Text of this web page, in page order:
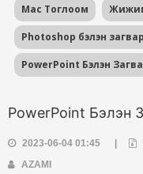
Mac Тоглоом
Photoshop бэлэн загвар
PowerPoint Бэлэн
PowerPoint Бэлэн
2023-06-04 01:45
AZAMI